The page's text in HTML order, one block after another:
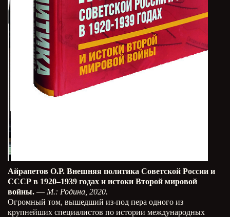
Айрапетов О.Р. Внешняя политика Советской России и
СССР в 1920–1939 годах и истоки Второй мировой
войны. — М.: Родина, 2020.
Огромный том, вышедший из-под пера одного из
крупнейших специалистов по истории международных